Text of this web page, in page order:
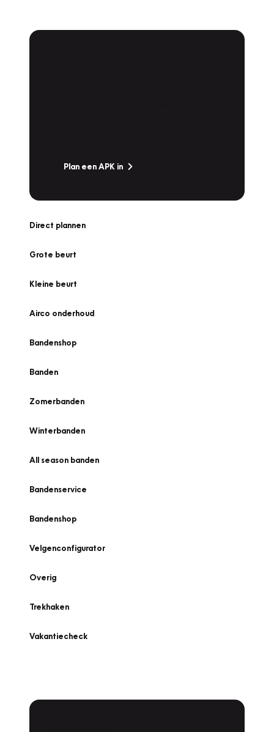
Plan een APK in
Direct plannen
Grote beurt
Kleine beurt
Airco onderhoud
Bandenshop
Banden
Zomerbanden
Winterbanden
All season banden
Bandenservice
Bandenshop
Velgenconfigurator
Overig
Trekhaken
Vakantiecheck